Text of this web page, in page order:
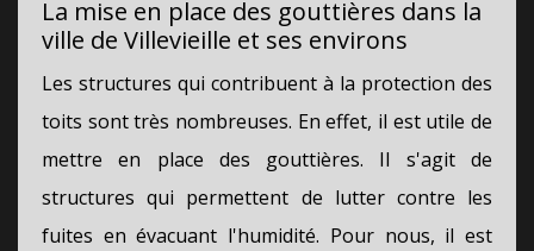
La mise en place des gouttières dans la
ville de Villevieille et ses environs
Les structures qui contribuent à la protection des
toits sont très nombreuses. En effet, il est utile de
mettre en place des gouttières. Il s'agit de
structures qui permettent de lutter contre les
fuites en évacuant l'humidité. Pour nous, il est